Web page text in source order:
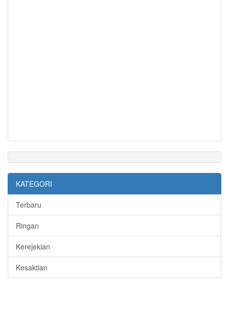
KATEGORI
Terbaru
Ringan
Kerejekian
Kesaktian